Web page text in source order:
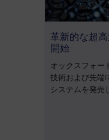
革新的な超
開始
オックスフォー
技術および先端
システムを発売